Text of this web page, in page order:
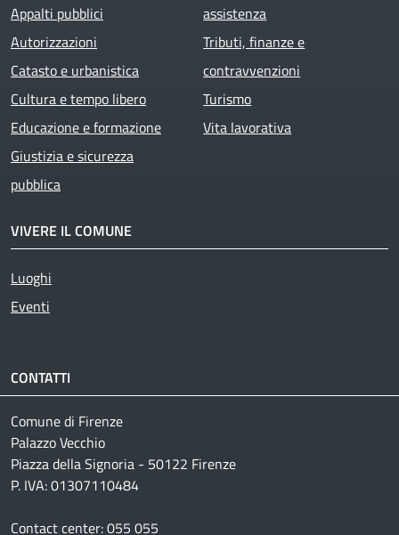
Appalti pubblici
Autorizzazioni
Catasto e urbanistica
Cultura e tempo libero
Educazione e formazione
Giustizia e sicurezza
pubblica
assistenza
Tributi, finanze e
contravvenzioni
Turismo
Vita lavorativa
VIVERE IL COMUNE
Luoghi
Eventi
CONTATTI
Comune di Firenze
Palazzo Vecchio
Piazza della Signoria - 50122 Firenze
P. IVA: 01307110484
Contact center: 055 055